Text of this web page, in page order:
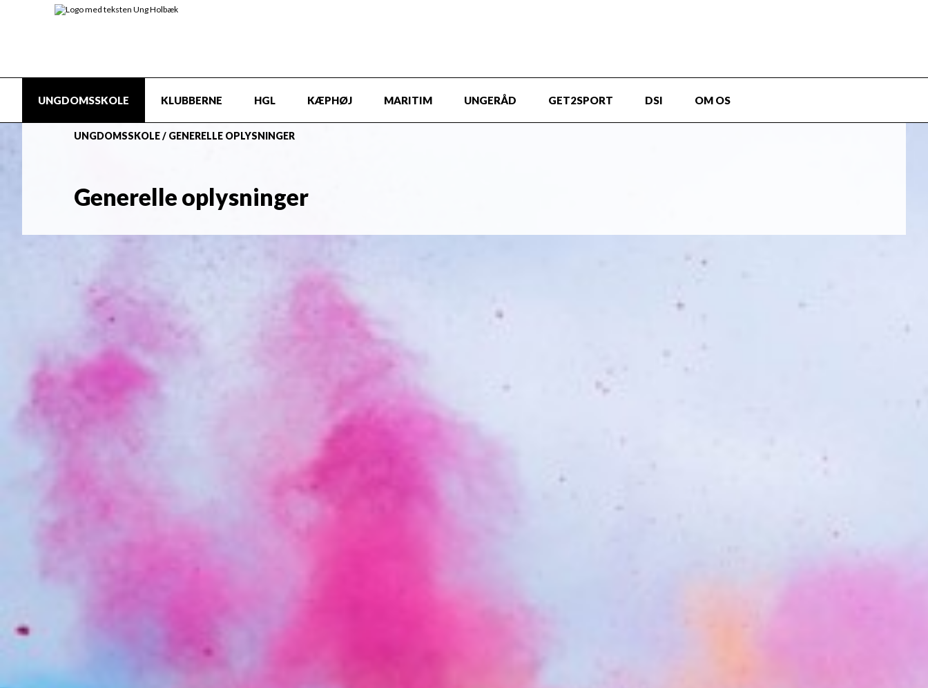
UNGDOMSSKOLE KLUBBERNE HGL KÆPHØJ MARITIM UNGERÅD GET2SPORT DSI OM OS
UNGDOMSSKOLE/ GENERELLE OPLYSNINGER
Generelle oplysninger
Du kan gå i Ungdomsskolen til du fylder 19 år. Vi tilbyder både hold på
Ferieperioder på Ungdomsskolen er de samme som skolernes ferie.
Ungdomsskolens kontor
finder du Gl. Ringstedvej 32, 4300 Holbæk,
bygning 6.
Hvordan og hvornår får jeg besked om optagelse på et hold
Du får besked om du er optaget på holdet eller du står på venteliste på
mail og SMS senest 1 uge før holdet starter.